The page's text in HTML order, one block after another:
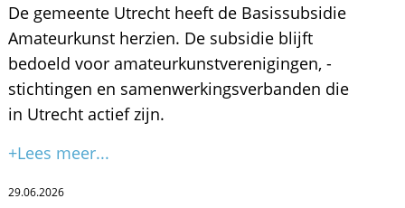
De gemeente Utrecht heeft de Basissubsidie
Amateurkunst herzien. De subsidie blijft
bedoeld voor amateurkunstverenigingen, -
stichtingen en samenwerkingsverbanden die
in Utrecht actief zijn.
+Lees meer...
29.06.2026